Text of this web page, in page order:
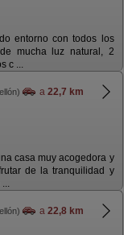
entorno con todos los
mucha luz natural, 2
c ...
a 22,7 km
casa muy acogedora y
de la tranquilidad y
a 22,8 km